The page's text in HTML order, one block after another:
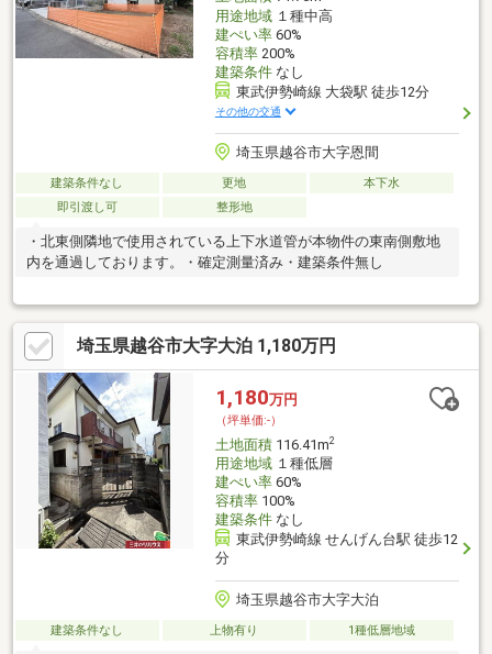
用途地域１種中高
建ぺい率60%
容積率200%
建築条件なし
東武伊勢崎線 大袋駅 徒歩12分
その他の交通
埼玉県越谷市大字恩間
建築条件なし 更地
本下水
即引渡し可
整形地
・北東側隣地で使用されている上下水道管が本物件の東南側敷地
内を通過しております。・確定測量済み・建築条件無し
埼玉県越谷市大字大泊 1,180万円
1,180万円
（坪単価:-）
土地面積116.41m2
用途地域１種低層
建ぺい率60%
容積率100%
建築条件なし
東武伊勢崎線 せんげん台駅 徒歩12
分
埼玉県越谷市大字大泊
建築条件なし 上物有り 1種低層地域